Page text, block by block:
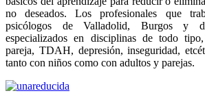
no deseados. Los profesionales que
psicólogos de Valladolid, Burgos y
especializados en disciplinas de todo
pareja, TDAH, depresión, inseguridad,
tanto con niños como con adultos y parejas.